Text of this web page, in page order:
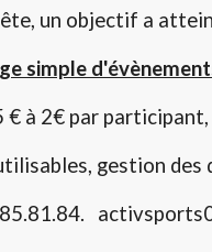
un objectif a
simple
€ à 2€ par participant,
gestion des